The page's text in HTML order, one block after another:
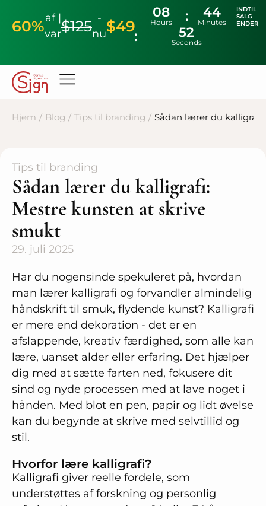
60%af |
var$125 -
nu$49
08
Hours
44
Minutes
51
Seconds
INDTIL
SALG
ENDER
Hjem / Blog / Tips til branding / Sådan lærer du
Tips til branding
Sådan lærer du kalligrafi:
Mestre kunsten at skrive
smukt
29. juli 2025
Har du nogensinde spekuleret på, hvordan
man lærer kalligrafi og forvandler almindelig
håndskrift til smuk, flydende kunst? Kalligrafi
er mere end dekoration - det er en
afslappende, kreativ færdighed, som alle kan
lære, uanset alder eller erfaring. Det hjælper
dig med at sætte farten ned, fokusere dit
sind og nyde processen med at lave noget i
hånden. Med blot en pen, papir og lidt øvelse
kan du begynde at skrive med selvtillid og
stil.
Hvorfor lære kalligrafi?
Kalligrafi giver reelle fordele, som
understøttes af forskning og personlig